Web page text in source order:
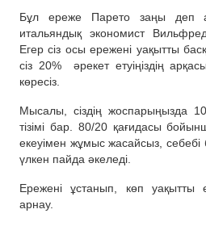
Бұл ереже Парето заңы деп
итальяндық экономист
Егер сіз осы ережені уақытты
сіз 20% әрекет етуіңіздің
көресіз.
Мысалы, сіздің жоспарыңызда
тізімі бар. 80/20 қағидасы
екеуімен жұмыс жасайсыз, себебі
үлкен пайда әкеледі.
Ережені ұстанып, көп уақытты
арнау.